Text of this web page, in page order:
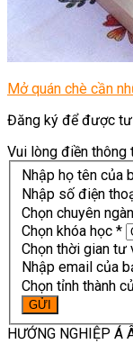
Mở quán chè cần
Đăng ký để được
Vui lòng điền
Nhập họ tên của
Nhập số điện
Chọn chuyên
Chọn khóa học *
Chọn thời gian tư
Nhập email của
Chọn tỉnh thành
HƯỚNG NGHIỆP Á